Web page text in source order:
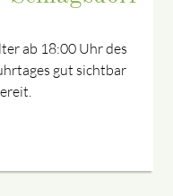
ab 18:00 Uhr des
gut sichtbar